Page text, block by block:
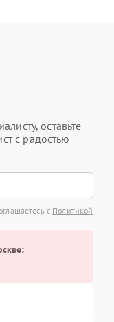
оставьте
с радостью
с Политикой